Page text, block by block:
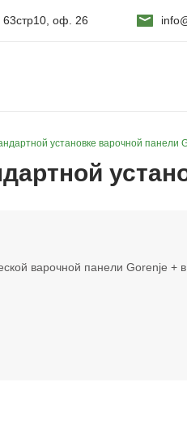
63стр10, оф. 26
установке варочной панели
варочной панели Gorenje +